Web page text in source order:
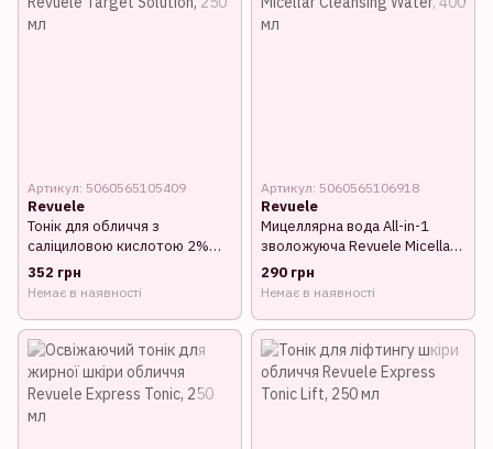
Артикул: 5060565105409
Revuele
Тонік для обличчя з
саліциловою кислотою 2%
Revuele Target Solution, 250
мл
352 грн
Немає в наявності
Артикул: 5060565106918
Revuele
Мицеллярна вода All-in-1
зволожуюча Revuele Micellar
Cleansing Water, 400 мл
290 грн
Немає в наявності